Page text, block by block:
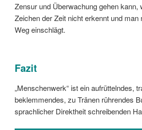
Zensur und Überwachung gehen kann,
Zeichen der Zeit nicht erkennt und man
Weg einschlägt.
Fazit
„Menschenwerk“ ist ein aufrüttelndes,
beklemmendes, zu Tränen rührendes
sprachlicher Direktheit schreibenden